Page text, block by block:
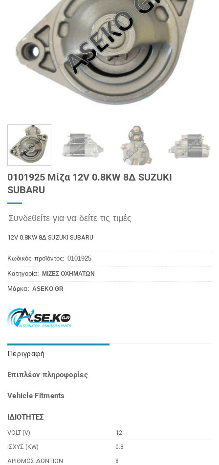
0101925 Μίζα 12V 0.8KW 8Δ SUZUKI
SUBARU
Συνδεθείτε για να δείτε τις τιμές
12V 0.8KW 8Δ SUZUKI SUBARU
Κωδικός προϊόντος: 0101925
Κατηγορία: ΜΙΖΕΣ ΟΧΗΜΑΤΩΝ
Μάρκα: ASEKO GR
Περιγραφή
Επιπλέον πληροφορίες
Vehicle Fitments
ΙΔΙΟΤΗΤΕΣ
VOLT (V)
12
ΙΣΧΥΣ (KW)
0.8
ΑΡΙΘΜΟΣ ΔΟΝΤΙΩΝ
8